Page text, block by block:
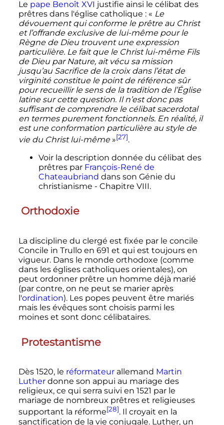
Le pape Benoît XVI justifie ainsi le célibat des
prêtres dans l'église catholique : « Le
dévouement qui conforme le prêtre au Christ
et l’offrande exclusive de lui-même pour le
Règne de Dieu trouvent une expression
particulière. Le fait que le Christ lui-même Fils
de Dieu par Nature, ait vécu sa mission
jusqu’au Sacrifice de la croix dans l’état de
virginité constitue le point de référence sûr
pour recueillir le sens de la tradition de l’Église
latine sur cette question. Il n’est donc pas
suffisant de comprendre le célibat sacerdotal
en termes purement fonctionnels. En réalité, il
est une conformation particulière au style de
vie du Christ lui-même »[27].
Voir la description donnée du célibat des
prêtres par François-René de
Chateaubriand dans son Génie du
christianisme - Chapitre VIII.
Orthodoxie
La discipline du clergé est fixée par le concile
Concile in Trullo en 691 et qui est toujours en
vigueur. Dans le monde orthodoxe (comme
dans les églises catholiques orientales), on
peut ordonner prêtre un homme déjà marié
(par contre, on ne peut se marier après
l'ordination). Les popes peuvent être mariés
mais les évêques sont choisis parmi les
moines et sont donc célibataires.
Protestantisme
Dès 1520, le réformateurallemand Martin
Lutherdonne son appui au mariage des
religieux, ce qui serra suivi en 1521 par le
mariage de nombreux prêtres et religieuses
supportant la réforme[28]. Il croyait en la
sanctification de la vie conjugale. Luther, un